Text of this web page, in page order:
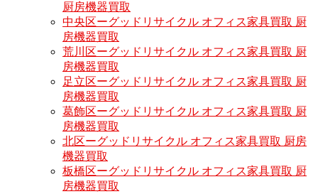
厨房機器買取
中央区ーグッドリサイクル オフィス家具買取 厨
房機器買取
荒川区ーグッドリサイクル オフィス家具買取 厨
房機器買取
足立区ーグッドリサイクル オフィス家具買取 厨
房機器買取
葛飾区ーグッドリサイクル オフィス家具買取 厨
房機器買取
北区ーグッドリサイクル オフィス家具買取 厨房
機器買取
板橋区ーグッドリサイクル オフィス家具買取 厨
房機器買取